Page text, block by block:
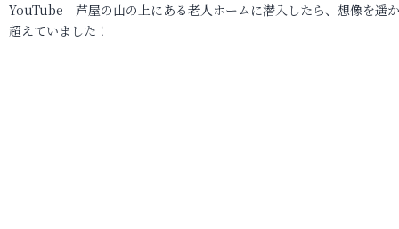
YouTube 芦屋の山の上にある老人ホームに潜入したら、想像を遥
超えていました！